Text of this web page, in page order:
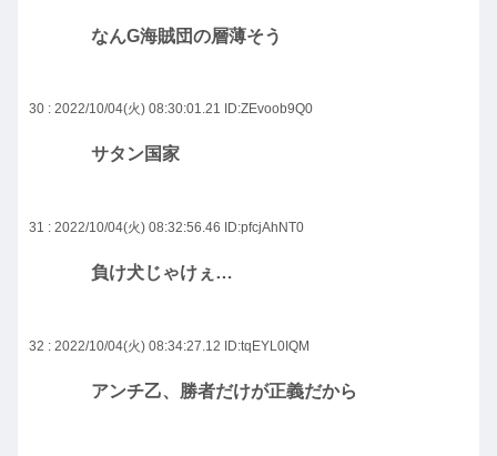
なんG海賊団の層薄そう
30 : 2022/10/04(火) 08:30:01.21 ID:ZEvoob9Q0
サタン国家
31 : 2022/10/04(火) 08:32:56.46 ID:pfcjAhNT0
負け犬じゃけぇ…
32 : 2022/10/04(火) 08:34:27.12 ID:tqEYL0IQM
アンチ乙、勝者だけが正義だから